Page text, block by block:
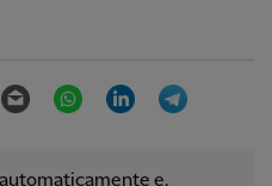
Email WhatsAppLinkedIn
e,